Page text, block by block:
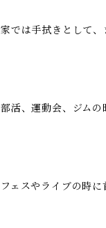
家では手拭きとして
部活、運動会、ジム
フェスやライブの時